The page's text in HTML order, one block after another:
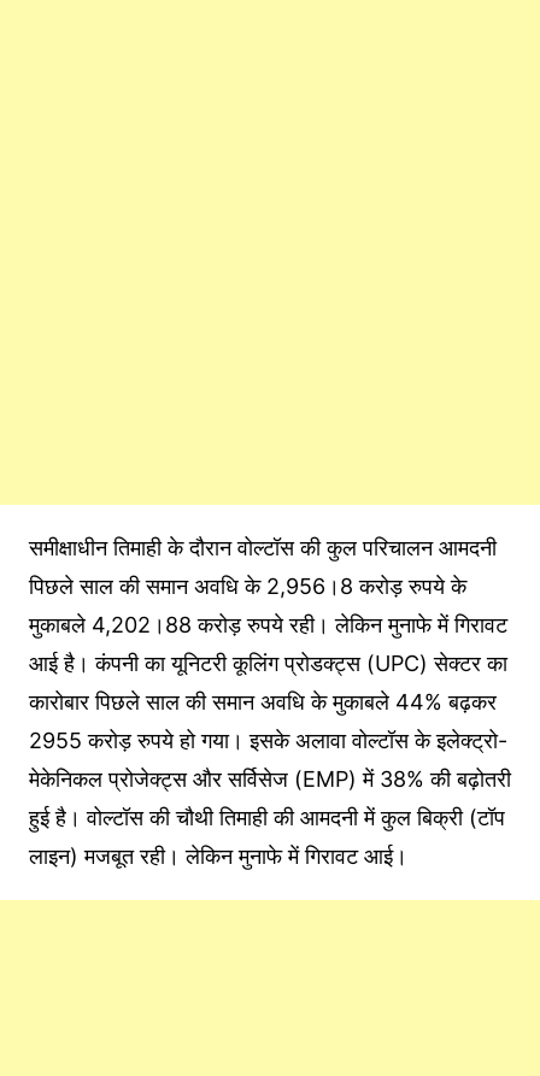
समीक्षाधीन तिमाही के दौरान वोल्‍टॉस की कुल परिचालन आमदनी
पिछले साल की समान अवधि के 2,956।8 करोड़ रुपये के
मुकाबले 4,202।88 करोड़ रुपये रही। लेक‍िन मुनाफे में गिरावट
आई है। कंपनी का यूनिटरी कूलिंग प्रोडक्ट्स (UPC) सेक्टर का
कारोबार पिछले साल की समान अवधि के मुकाबले 44% बढ़कर
2955 करोड़ रुपये हो गया। इसके अलावा वोल्‍टॉस के इलेक्ट्रो-
मेकेन‍िकल प्रोजेक्ट्स और सर्विसेज (EMP) में 38% की बढ़ोतरी
हुई है। वोल्‍टॉस की चौथी तिमाही की आमदनी में कुल बिक्री (टॉप
लाइन) मजबूत रही। लेकिन मुनाफे में गिरावट आई।